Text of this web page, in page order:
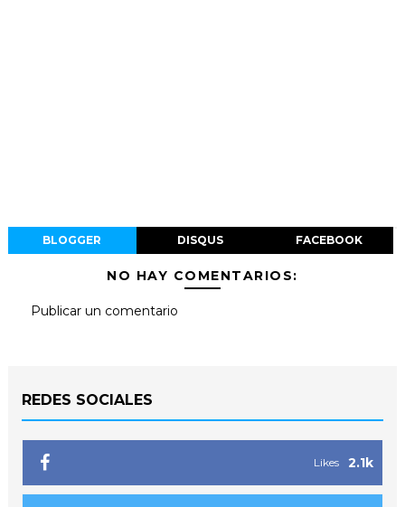
BLOGGER DISQUS FACEBOOK
NO HAY COMENTARIOS:
Publicar un comentario
REDES SOCIALES
2.1k
Likes